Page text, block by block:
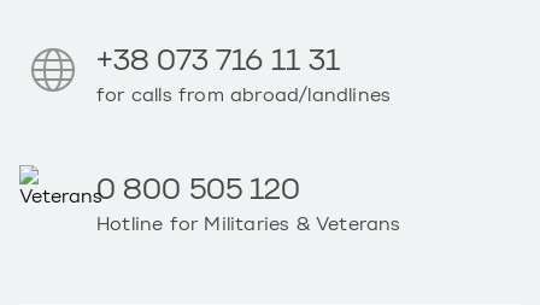
+38 073 716 11 31
for calls from abroad/landlines
0 800 505 120
Hotline for Militaries & Veterans